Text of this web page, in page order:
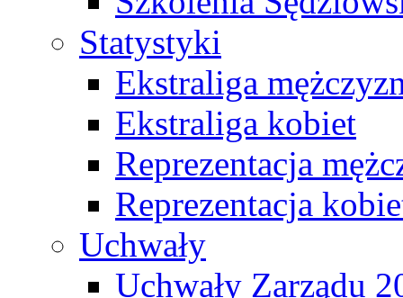
Statystyki
Ekstraliga
Ekstraliga kobiet
Reprezentacja
Reprezentacja
Uchwały
Uchwały Zarządu